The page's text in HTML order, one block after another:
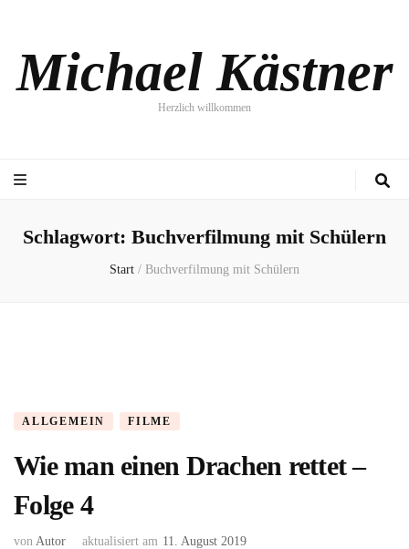
Michael Kästner
Herzlich willkommen
Schlagwort: Buchverfilmung mit Schülern
Start / Buchverfilmung mit Schülern
ALLGEMEIN FILME
Wie man einen Drachen rettet –
Folge 4
von Autor aktualisiert am 11. August 2019